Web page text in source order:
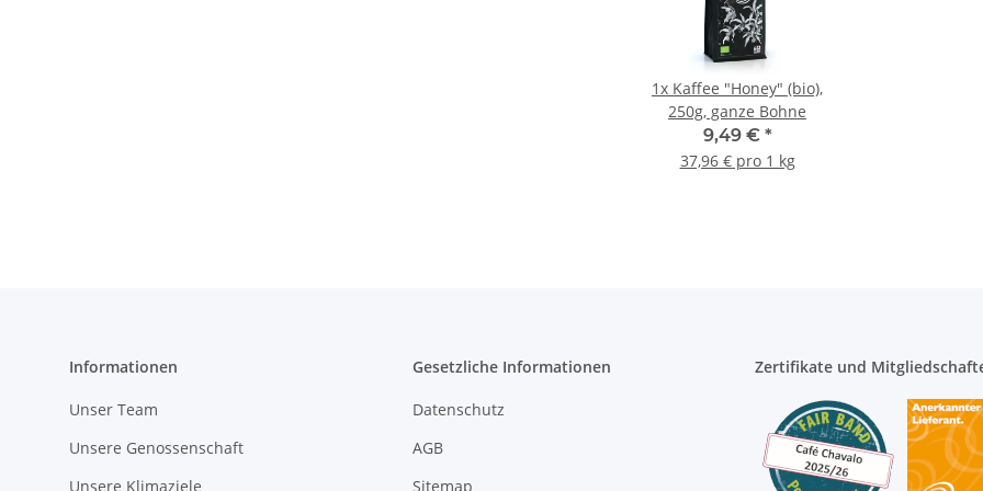
1x Kaffee "Honey" (bio),
250g, ganze Bohne
9,49 € *
37,96 € pro 1 kg
Informationen
Unser Team
Unsere Genossenschaft
Unsere Klimaziele
Gesetzliche Informationen
Datenschutz
AGB
Sitemap
Zertifikate und